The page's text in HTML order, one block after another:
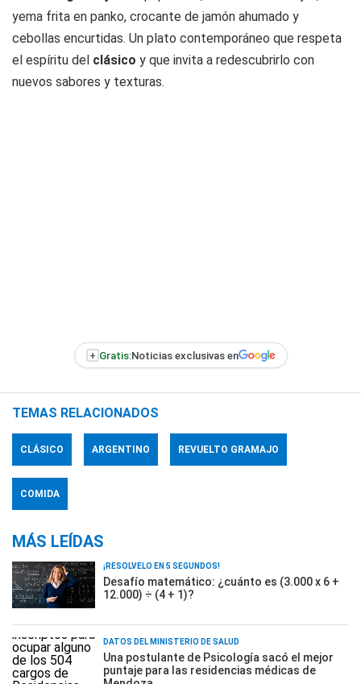
yema frita en panko, crocante de jamón ahumado y
cebollas encurtidas. Un plato contemporáneo que respeta
el espíritu del clásico y que invita a redescubrirlo con
nuevos sabores y texturas.
+ Gratis:Noticias exclusivas en
TEMAS RELACIONADOS
CLÁSICO ARGENTINO REVUELTO GRAMAJO
COMIDA
MÁS LEÍDAS
¡RESOLVELO EN 5 SEGUNDOS!
Desafío matemático: ¿cuánto es (3.000 x 6 +
12.000) ÷ (4 + 1)?
DATOS DEL MINISTERIO DE SALUD
Una postulante de Psicología sacó el mejor
puntaje para las residencias médicas de